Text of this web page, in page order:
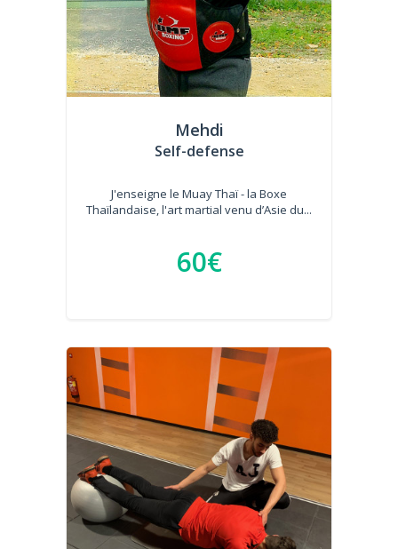
Mehdi
Self-defense
J'enseigne le Muay Thaï - la Boxe
Thaïlandaise, l'art martial venu d’Asie du...
60€